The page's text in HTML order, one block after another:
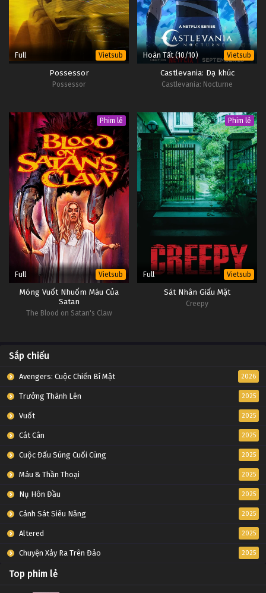
Full Vietsub
Possessor
Possessor
Hoàn Tất (10/10) Vietsub
Castlevania: Dạ khúc
Castlevania: Nocturne
Phim lẻ
Full Vietsub
Móng Vuốt Nhuốm Máu Của
Satan
The Blood on Satan's Claw
Phim lẻ
Full Vietsub
Sát Nhân Giấu Mặt
Creepy
Sắp chiếu
Avengers: Cuộc Chiến Bí Mật 2026
Trưởng Thành Lên 2025
Vuốt 2025
Cắt Cân 2025
Cuộc Đấu Súng Cuối Cùng 2025
Máu & Thần Thoại 2025
Nụ Hôn Đầu 2025
Cảnh Sát Siêu Năng 2025
Altered 2025
Chuyện Xảy Ra Trên Đảo 2025
Top phim lẻ